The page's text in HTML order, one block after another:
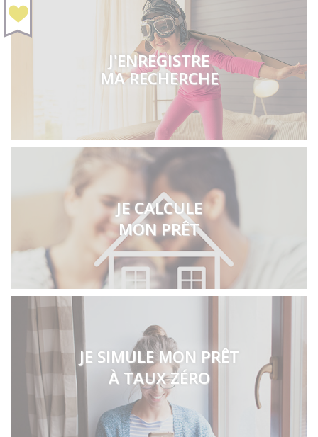
J'ENREGISTRE
MA RECHERCHE
JE CALCULE
MON PRÊT
JE SIMULE MON PRÊT
À TAUX ZÉRO